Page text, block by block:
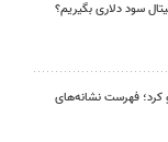
سود دلاری بگیریم؟
کرد؛ فهرست نشانه‌های